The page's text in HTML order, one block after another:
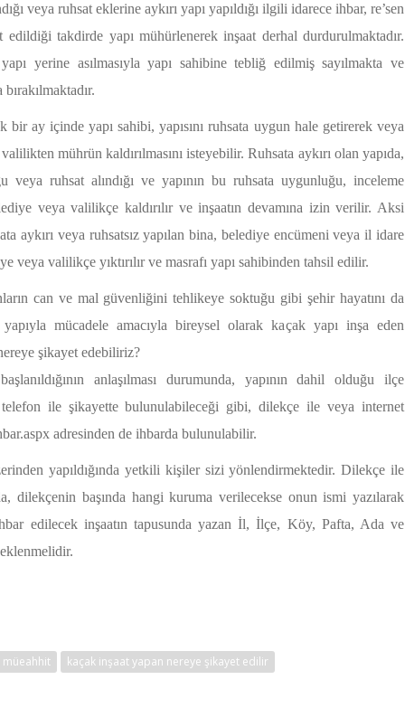
veya ruhsat eklerine aykırı yapı yapıldığı ilgili idarece ihbar, re’sen
takdirde yapı mühürlenerek inşaat derhal durdurulmaktadır.
yerine asılmasıyla yapı sahibine tebliğ edilmiş sayılmakta ve
ay içinde yapı sahibi, yapısını ruhsata uygun hale getirerek veya
mührün kaldırılmasını isteyebilir. Ruhsata aykırı olan yapıda,
veya ruhsat alındığı ve yapının bu ruhsata uygunluğu, inceleme
veya valilikçe kaldırılır ve inşaatın devamına izin verilir. Aksi
aykırı veya ruhsatsız yapılan bina, belediye encümeni veya il idare
veya valilikçe yıktırılır ve masrafı yapı sahibinden tahsil edilir.
can ve mal güvenliğini tehlikeye soktuğu gibi şehir hayatını da
mücadele amacıyla bireysel olarak kaçak yapı inşa eden
şikayet edebiliriz?
anlaşılması durumunda, yapının dahil olduğu ilçe
ile şikayette bulunulabileceği gibi, dilekçe ile veya internet
adresinden de ihbarda bulunulabilir.
yapıldığında yetkili kişiler sizi yönlendirmektedir. Dilekçe ile
dilekçenin başında hangi kuruma verilecekse onun ismi yazılarak
ihbar edilecek inşaatın tapusunda yazan İl, İlçe, Köy, Pafta, Ada ve
müeahhit kaçak inşaat yapan nereye şikayet edilir